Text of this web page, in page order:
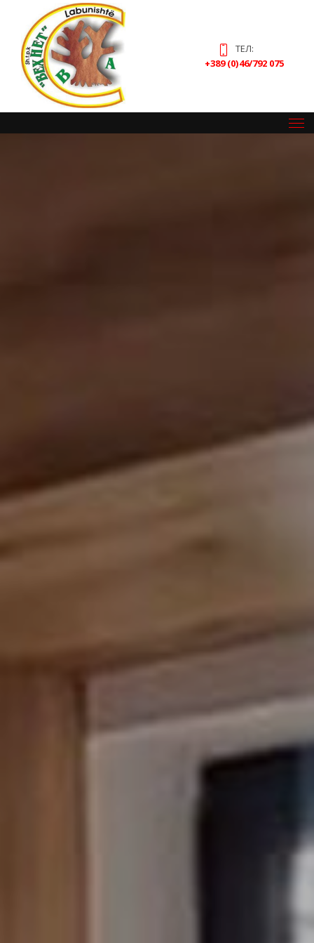
ТЕЛ:
+389 (0)46/792 075